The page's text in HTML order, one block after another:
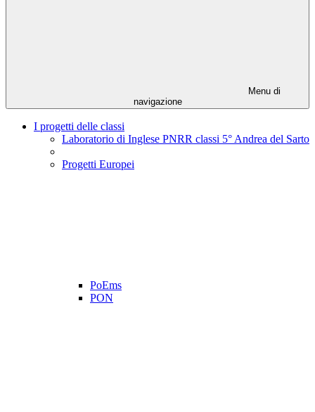
Menu di
navigazione
I progetti delle classi
Laboratorio di Inglese PNRR classi 5° Andrea del Sarto
Progetti Europei
PoEms
PON